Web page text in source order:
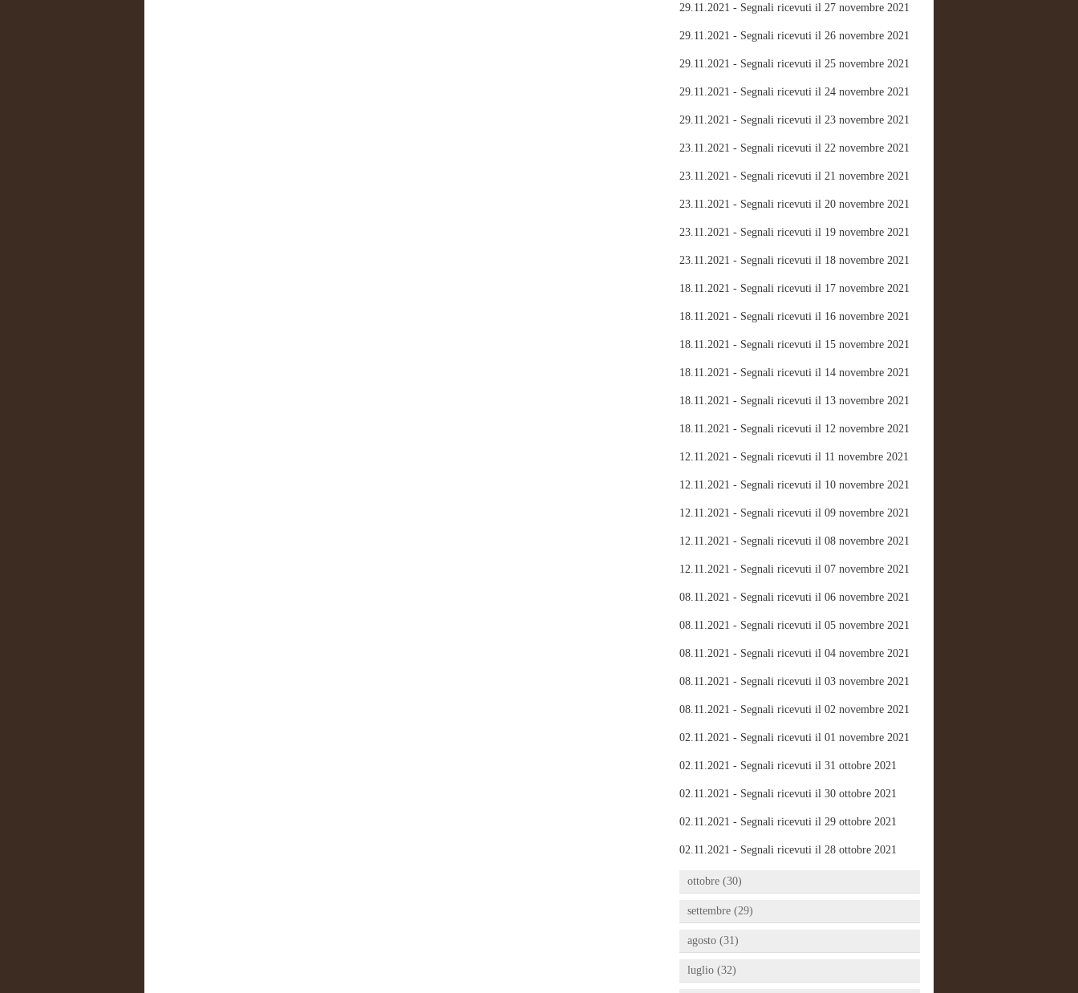
29.11.2021 - Segnali ricevuti il 27 novembre 2021
29.11.2021 - Segnali ricevuti il 26 novembre 2021
29.11.2021 - Segnali ricevuti il 25 novembre 2021
29.11.2021 - Segnali ricevuti il 24 novembre 2021
29.11.2021 - Segnali ricevuti il 23 novembre 2021
23.11.2021 - Segnali ricevuti il 22 novembre 2021
23.11.2021 - Segnali ricevuti il 21 novembre 2021
23.11.2021 - Segnali ricevuti il 20 novembre 2021
23.11.2021 - Segnali ricevuti il 19 novembre 2021
23.11.2021 - Segnali ricevuti il 18 novembre 2021
18.11.2021 - Segnali ricevuti il 17 novembre 2021
18.11.2021 - Segnali ricevuti il 16 novembre 2021
18.11.2021 - Segnali ricevuti il 15 novembre 2021
18.11.2021 - Segnali ricevuti il 14 novembre 2021
18.11.2021 - Segnali ricevuti il 13 novembre 2021
18.11.2021 - Segnali ricevuti il 12 novembre 2021
12.11.2021 - Segnali ricevuti il 11 novembre 2021
12.11.2021 - Segnali ricevuti il 10 novembre 2021
12.11.2021 - Segnali ricevuti il 09 novembre 2021
12.11.2021 - Segnali ricevuti il 08 novembre 2021
12.11.2021 - Segnali ricevuti il 07 novembre 2021
08.11.2021 - Segnali ricevuti il 06 novembre 2021
08.11.2021 - Segnali ricevuti il 05 novembre 2021
08.11.2021 - Segnali ricevuti il 04 novembre 2021
08.11.2021 - Segnali ricevuti il 03 novembre 2021
08.11.2021 - Segnali ricevuti il 02 novembre 2021
02.11.2021 - Segnali ricevuti il 01 novembre 2021
02.11.2021 - Segnali ricevuti il 31 ottobre 2021
02.11.2021 - Segnali ricevuti il 30 ottobre 2021
02.11.2021 - Segnali ricevuti il 29 ottobre 2021
02.11.2021 - Segnali ricevuti il 28 ottobre 2021
ottobre (30)
settembre (29)
agosto (31)
luglio (32)